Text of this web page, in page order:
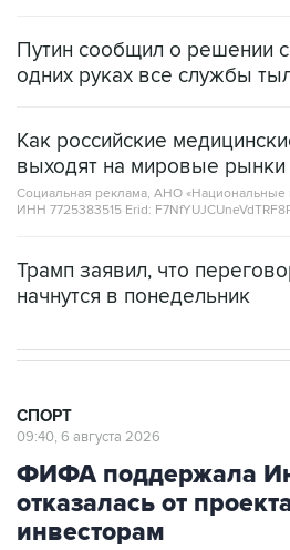
Путин сообщил о решении
одних руках все службы
Как российские
выходят на мировые рынки
Социальная реклама, АНО «Национальные
ИНН 7725383515 Erid:
Трамп заявил, что
начнутся в понедельник
СПОРТ
09:40, 6 августа 2026
ФИФА поддержала
отказалась от
инвесторам